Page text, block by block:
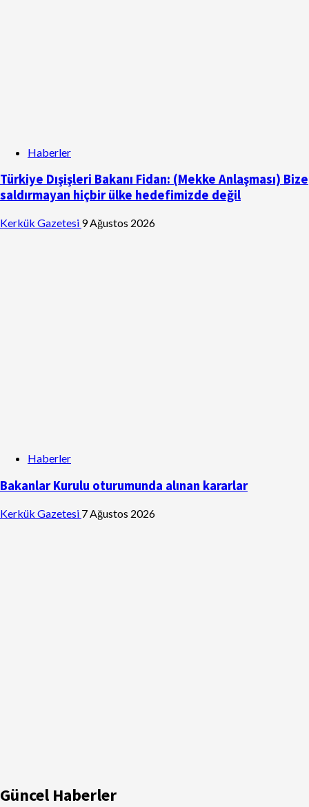
Haberler
Türkiye Dışişleri Bakanı Fidan: (Mekke Anlaşması) Bize
saldırmayan hiçbir ülke hedefimizde değil
Kerkük Gazetesi 9 Ağustos 2026
Haberler
Bakanlar Kurulu oturumunda alınan kararlar
Kerkük Gazetesi 7 Ağustos 2026
Güncel Haberler